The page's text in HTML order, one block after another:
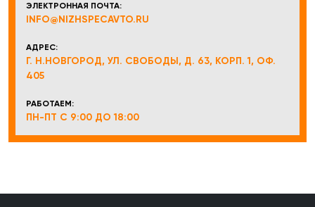
ЭЛЕКТРОННАЯ ПОЧТА:
INFO@NIZHSPECAVTO.RU
АДРЕС:
Г. Н.НОВГОРОД, УЛ. СВОБОДЫ, Д. 63, КОРП. 1, ОФ.
405
РАБОТАЕМ:
ПН-ПТ С 9:00 ДО 18:00